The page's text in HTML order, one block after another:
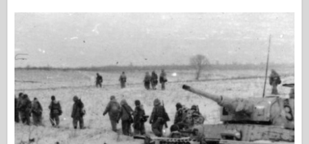
Flyvevåbnet
AZ-model
Sort hund
Bronco